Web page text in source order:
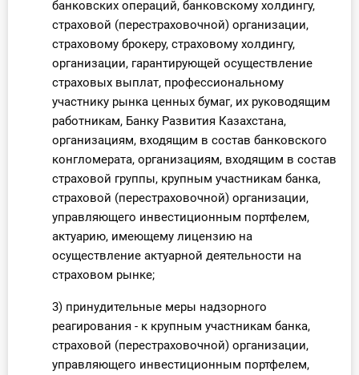
банковских операций, банковскому холдингу,
страховой (перестраховочной) организации,
страховому брокеру, страховому холдингу,
организации, гарантирующей осуществление
страховых выплат, профессиональному
участнику рынка ценных бумаг, их руководящим
работникам, Банку Развития Казахстана,
организациям, входящим в состав банковского
конгломерата, организациям, входящим в состав
страховой группы, крупным участникам банка,
страховой (перестраховочной) организации,
управляющего инвестиционным портфелем,
актуарию, имеющему лицензию на
осуществление актуарной деятельности на
страховом рынке;
3) принудительные меры надзорного
реагирования - к крупным участникам банка,
страховой (перестраховочной) организации,
управляющего инвестиционным портфелем,